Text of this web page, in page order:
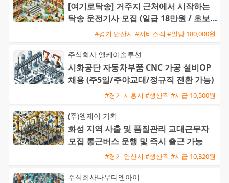
[여기로탁송] 거주지 근처에서 시작하는
탁송 운전기사 모집 (일급 18만원 / 초보
및 외국인 가능)
#경기 안산시 #서비스직 #일당 180,000원
주식회사 엘케이솔루션
시화공단 자동차부품 CNC 가공 설비OP
채용 (주5일/주야교대/정규직 전환 가능)
#경기 시흥시 #생산직 #시급 10,500원
(주)엠제이 기획
화성 지역 사출 및 품질관리 교대근무자
모집 통근버스 운행 및 즉시 출근 가능
#경기 안산시 #생산직 #시급 10,320원
주식회사나우디앤아이